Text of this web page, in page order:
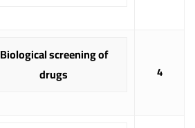
4
Biological screening of
drugs